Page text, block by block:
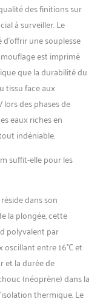
des finitions sur
à surveiller. Le
une souplesse
est imprimé
que la durabilité du
tissu face aux
des phases de
eaux riches en
indéniable.
suffit-elle pour les
dans son
la plongée, cette
polyvalent par
entre 16°C et
et la durée de
(néoprène) dans la
thermique. Le